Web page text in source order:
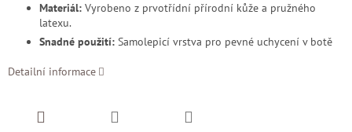
Materiál: Vyrobeno z prvotřídní přírodní kůže a pružného
latexu.
Snadné použití: Samolepicí vrstva pro pevné uchycení v botě
Detailní informace